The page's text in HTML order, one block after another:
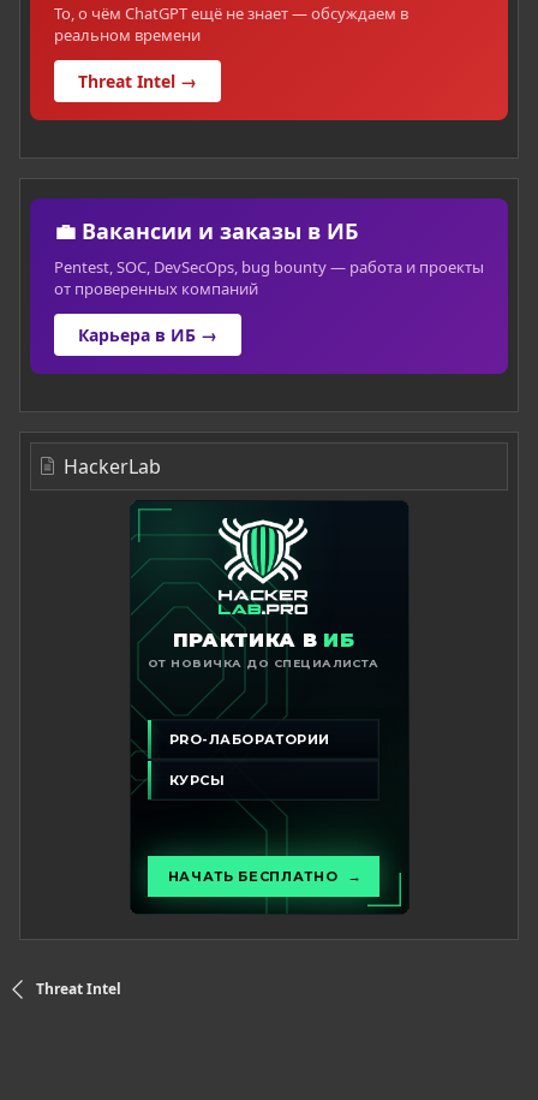
То, о чём ChatGPT ещё не знает — обсуждаем в
реальном времени
Threat Intel →
💼 Вакансии и заказы в ИБ
Pentest, SOC, DevSecOps, bug bounty — работа и проекты
от проверенных компаний
Карьера в ИБ →
HackerLab
Threat Intel